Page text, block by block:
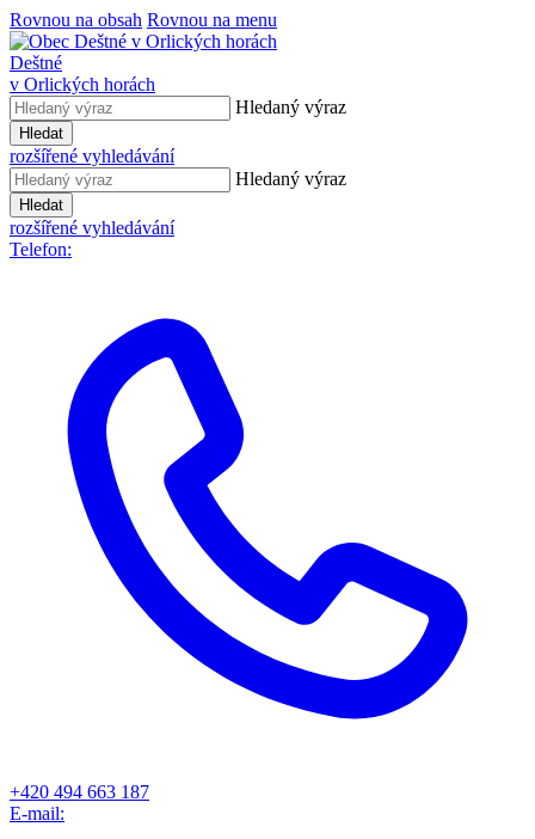
Rovnou na obsah Rovnou na menu
Deštné
v Orlických horách
Hledaný výraz
Hledat
rozšířené vyhledávání
Hledaný výraz
Hledat
rozšířené vyhledávání
Telefon:
+420 494 663 187
E-mail: